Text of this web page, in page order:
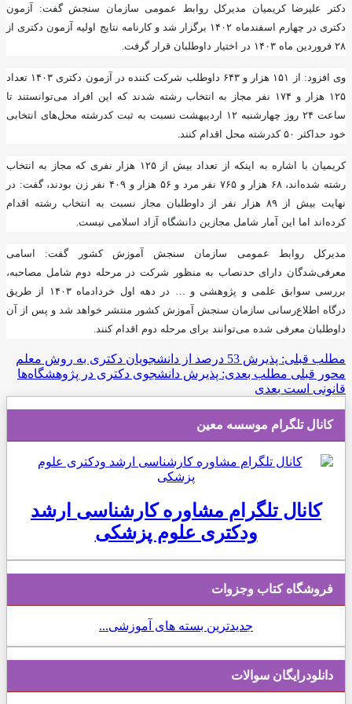
دکتر علیرضا کریمیان مدیرکل روابط عمومی سازمان سنجش گفت: آزمون
دکتری در چهارم اسفندماه ۱۴۰۲ برگزار شد و کارنامه نتایج اولیه آزمون دکتری از
۲۸ فروردین ماه ۱۴۰۳ در اختیار داوطلبان قرار گرفت.
وی افزود: از ۱۵۱ هزار و ۶۴۳ داوطلب شرکت کننده در آزمون دکتری ۱۴۰۳ تعداد
۱۲۵ هزار و ۱۷۴ نفر مجاز به انتخاب رشته شدند که این افراد می‌توانستند تا
ساعت ۲۴ روز چهارشنبه ۱۲ اردیبهشت نسبت به ثبت کدرشته محل‌های انتخابی
خود حداکثر ۵۰ کدرشته محل اقدام کنند.
کریمیان با اشاره به اینکه از تعداد بیش از ۱۲۵ هزار نفری که مجاز به انتخاب
رشته شده‌اند، ۶۸ هزار و ۷۶۵ نفر مرد و ۵۶ هزار و ۴۰۹ نفر زن بودند، گفت: در
نهایت بیش از ۸۹ هزار نفر از داوطلبان مجاز نسبت به انتخاب رشته اقدام
کرده‌اند اما این آمار شامل مجازین دانشگاه آزاد اسلامی نیست.
مدیرکل روابط عمومی سازمان سنجش آموزش کشور گفت: اسامی
معرفی‌شدگان دارای حدنصاب به منظور شرکت در مرحله دوم شامل مصاحبه،
بررسی سوابق علمی و پژوهشی و … در دهه اول خردادماه ۱۴۰۳ از طریق
درگاه اطلاع‌رسانی سازمان سنجش آموزش کشور منتشر خواهد شد و پس از آن
داوطلبان معرفی شده می‌توانند برای مرحله دوم اقدام کنند.
مطلب قبلی: پذیرش 53 درصد از دانشجویان دکتری به روش معلم
محور قبلی مطلب بعدی: پذیرش دانشجوی دکتری در پژوهشگاه‌ها
قانونی است بعدی
کانال تلگرام موسسه معین
کانال تلگرام مشاوره کارشناسی ارشد
ودکتری علوم پزشکی
فروشگاه کتاب وجزوات
جدیدترین بسته های آموزشی...
دانلودرایگان سوالات